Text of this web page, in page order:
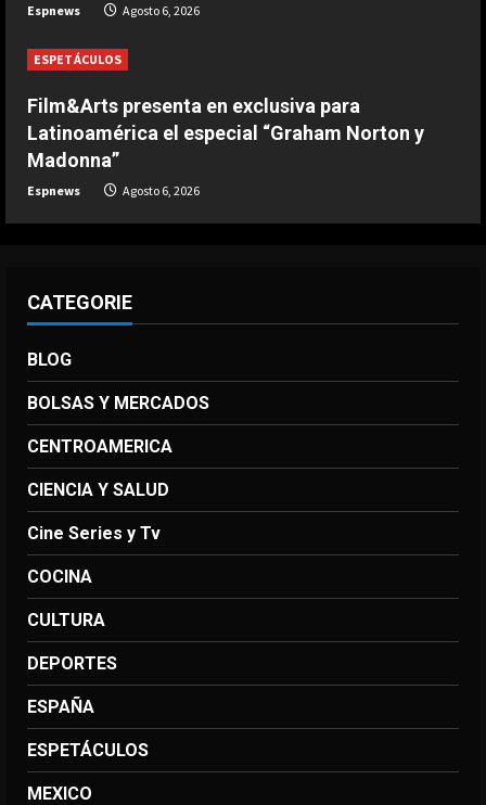
5
del Al-Hilal
Agosto 6, 2026
Espnews Agosto 6, 2026
ESPETÁCULOS
Film&Arts presenta en exclusiva para
Latinoamérica el especial “Graham Norton y
Madonna”
Espnews Agosto 6, 2026
CATEGORIE
BLOG
BOLSAS Y MERCADOS
CENTROAMERICA
CIENCIA Y SALUD
Cine Series y Tv
COCINA
CULTURA
DEPORTES
ESPAÑA
ESPETÁCULOS
MEXICO